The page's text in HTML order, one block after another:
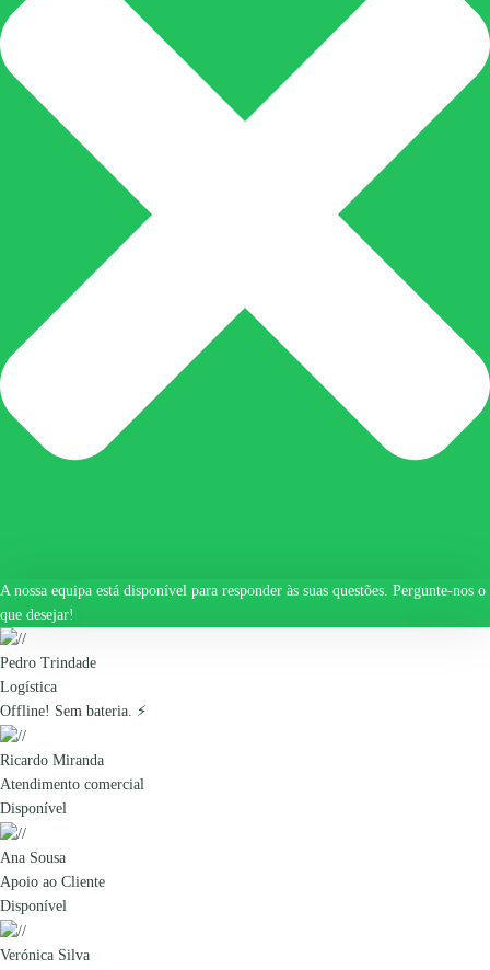
A nossa equipa está disponível para responder às suas questões. Pergunte-nos o
que desejar!
Pedro Trindade
Logística
Offline! Sem bateria. ⚡
Ricardo Miranda
Atendimento comercial
Disponível
Ana Sousa
Apoio ao Cliente
Disponível
Verónica Silva